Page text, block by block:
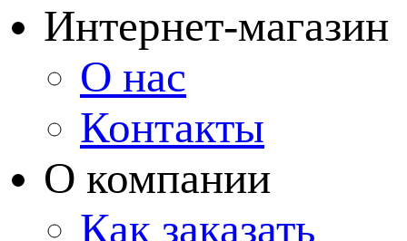
Интернет-магазин
О нас
Контакты
О компании
Как заказать